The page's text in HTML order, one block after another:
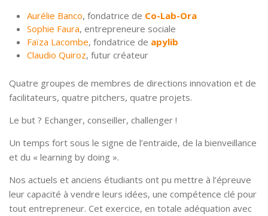
Aurélie Banco, fondatrice de Co-Lab-Ora
Sophie Faura, entrepreneure sociale
Faïza Lacombe, fondatrice de apylib
Claudio Quiroz, futur créateur
Quatre groupes de membres de directions innovation et de
facilitateurs, quatre pitchers, quatre projets.
Le but ? Echanger, conseiller, challenger !
Un temps fort sous le signe de l’entraide, de la bienveillance
et du « learning by doing ».
Nos actuels et anciens étudiants ont pu mettre à l’épreuve
leur capacité à vendre leurs idées, une compétence clé pour
tout entrepreneur. Cet exercice, en totale adéquation avec